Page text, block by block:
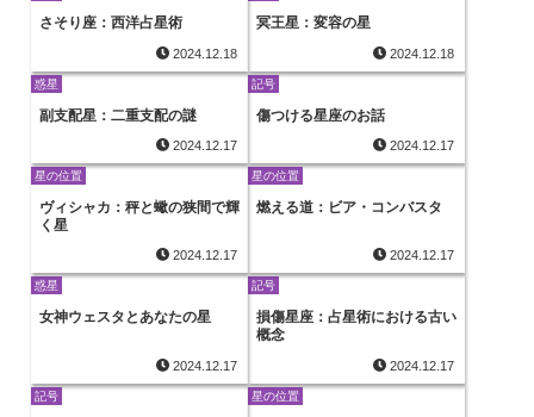
さそり座：西洋占星術
2024.12.18
冥王星：変容の星
2024.12.18
惑星
副支配星：二重支配の謎
2024.12.17
記号
傷つける星座のお話
2024.12.17
星の位置
ヴィシャカ：秤と蠍の狭間で輝
く星
2024.12.17
星の位置
燃える道：ビア・コンバスタ
2024.12.17
惑星
女神ウェスタとあなたの星
2024.12.17
記号
損傷星座：占星術における古い
概念
2024.12.17
記号 星の位置